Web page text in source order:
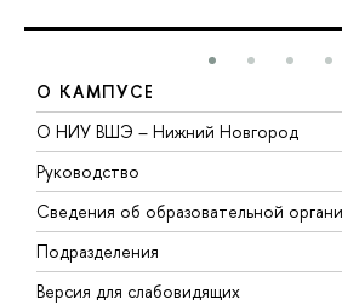
О КАМПУСЕ
О НИУ ВШЭ – Нижний Новгород
Руководство
Сведения об образовательной
Подразделения
Версия для слабовидящих